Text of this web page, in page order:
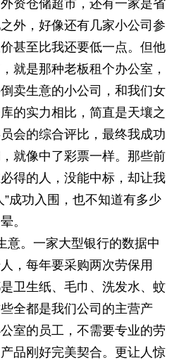
资仓储超市，还有一家是省
外，好像还有几家小公司参
甚至比我还要低一点。但他
就是那种老板租个办公室，
卖生意的小公司，和我们女
的实力相比，简直是天壤之
会的综合评比，最终我成功
就像中了彩票一样。那些前
得的人，没能中标，却让我
成功入围，也不知道有多少
。
意。一家大型银行的数据中
，每年要采购两次劳保用
卫生纸、毛巾、洗发水、蚊
全都是我们公司的主营产
室的员工，不需要专业的劳
品刚好完美契合。更让人惊